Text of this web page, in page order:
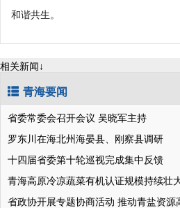
和谐共生。
相关新闻↓
青海要闻
省委常委会召开会议 吴晓军主持
罗东川在海北州海晏县、刚察县调研
十四届省委第十轮巡视完成集中反馈
青海高原冷凉蔬菜有机认证规模持续壮
省政协开展专题协商活动 推动青盐资源